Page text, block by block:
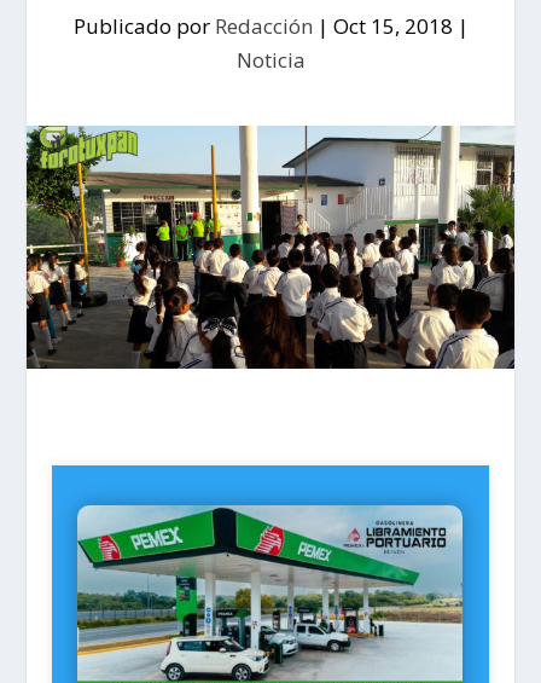
Publicado por Redacción | Oct 15, 2018 |
Noticia